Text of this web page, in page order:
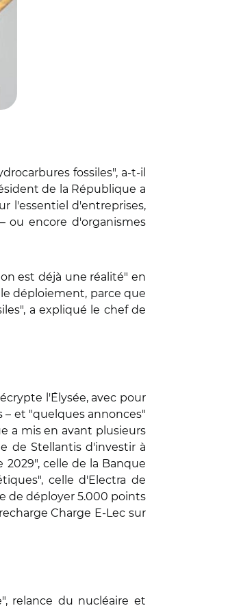
fossiles", a-t-il
de la République a
l'essentiel d'entreprises,
ou encore d'organismes
est déjà une réalité" en
déploiement, parce que
a expliqué le chef de
l'Élysée, avec pour
et "quelques annonces"
a mis en avant plusieurs
de Stellantis d'investir à
celle de la Banque
celle d'Electra de
de déployer 5.000 points
Charge E-Lec sur
relance du nucléaire et